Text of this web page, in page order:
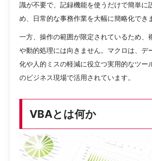
識が不要で、記録機能を使うだけで簡単に
め、日常的な事務作業を大幅に簡略化でき
一方、操作の範囲が限定されているため、
や動的処理には向きません。マクロは、デ
化や人的ミスの軽減に役立つ実用的なツー
のビジネス現場で活用されています。
VBAとは何か